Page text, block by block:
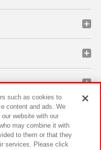
such as cookies to
content and ads. We
website with our
may combine it with
to them or that they
services. Please click